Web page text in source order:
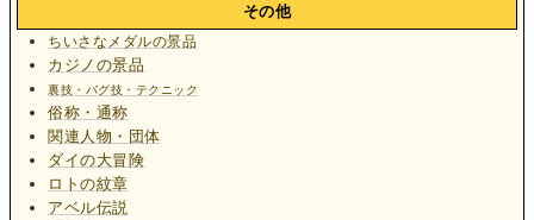
その他
ちいさなメダルの景品
カジノの景品
裏技・バグ技・テクニック
俗称・通称
関連人物・団体
ダイの大冒険
ロトの紋章
アベル伝説